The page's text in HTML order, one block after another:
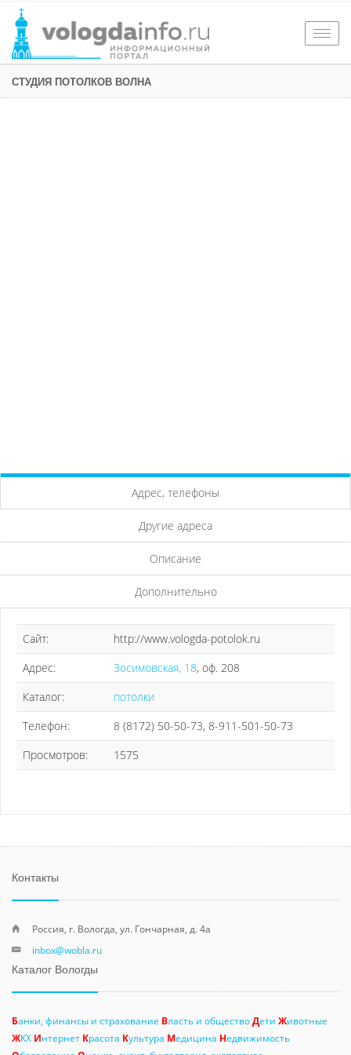
СТУДИЯ ПОТОЛКОВ ВОЛНА
Адрес, телефоны
Другие адреса
Описание
Дополнительно
Сайт:
http://www.vologda-potolok.ru
Адрес:
Зосимовская, 18, оф. 208
Каталог:
потолки
Телефон:
8 (8172) 50-50-73, 8-911-501-50-73
Просмотров:
1575
Контакты
Россия, г. Вологда, ул. Гончарная, д. 4а
inbox@wobla.ru
Каталог Вологды
Банки, финансы и страхование Власть и обществоДети Животные
ЖКХ Интернет Красота Культура Медицина Недвижимость